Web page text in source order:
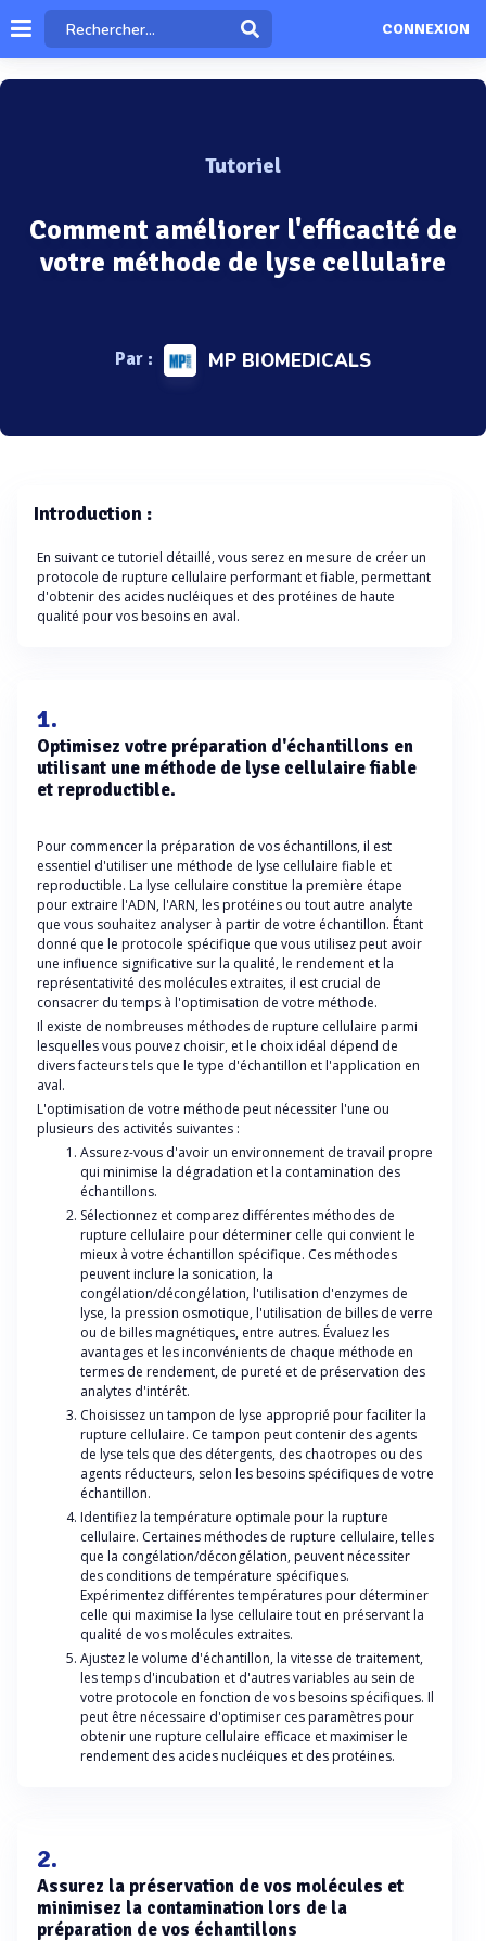
CONNEXION
Tutoriel
Comment améliorer l'efficacité de
votre méthode de lyse cellulaire
Par : MP BIOMEDICALS
Introduction :
En suivant ce tutoriel détaillé, vous serez en mesure de créer un
protocole de rupture cellulaire performant et fiable, permettant
d'obtenir des acides nucléiques et des protéines de haute
qualité pour vos besoins en aval.
1.
Optimisez votre préparation d'échantillons en
utilisant une méthode de lyse cellulaire fiable
et reproductible.
Pour commencer la préparation de vos échantillons, il est
essentiel d'utiliser une méthode de lyse cellulaire fiable et
reproductible. La lyse cellulaire constitue la première étape
pour extraire l'ADN, l'ARN, les protéines ou tout autre analyte
que vous souhaitez analyser à partir de votre échantillon. Étant
donné que le protocole spécifique que vous utilisez peut avoir
une influence significative sur la qualité, le rendement et la
représentativité des molécules extraites, il est crucial de
consacrer du temps à l'optimisation de votre méthode.
Il existe de nombreuses méthodes de rupture cellulaire parmi
lesquelles vous pouvez choisir, et le choix idéal dépend de
divers facteurs tels que le type d'échantillon et l'application en
aval.
L'optimisation de votre méthode peut nécessiter l'une ou
plusieurs des activités suivantes :
Assurez-vous d'avoir un environnement de travail propre
qui minimise la dégradation et la contamination des
échantillons.
Sélectionnez et comparez différentes méthodes de
rupture cellulaire pour déterminer celle qui convient le
mieux à votre échantillon spécifique. Ces méthodes
peuvent inclure la sonication, la
congélation/décongélation, l'utilisation d'enzymes de
lyse, la pression osmotique, l'utilisation de billes de verre
ou de billes magnétiques, entre autres. Évaluez les
avantages et les inconvénients de chaque méthode en
termes de rendement, de pureté et de préservation des
analytes d'intérêt.
Choisissez un tampon de lyse approprié pour faciliter la
rupture cellulaire. Ce tampon peut contenir des agents
de lyse tels que des détergents, des chaotropes ou des
agents réducteurs, selon les besoins spécifiques de votre
échantillon.
Identifiez la température optimale pour la rupture
cellulaire. Certaines méthodes de rupture cellulaire, telles
que la congélation/décongélation, peuvent nécessiter
des conditions de température spécifiques.
Expérimentez différentes températures pour déterminer
celle qui maximise la lyse cellulaire tout en préservant la
qualité de vos molécules extraites.
Ajustez le volume d'échantillon, la vitesse de traitement,
les temps d'incubation et d'autres variables au sein de
votre protocole en fonction de vos besoins spécifiques. Il
peut être nécessaire d'optimiser ces paramètres pour
obtenir une rupture cellulaire efficace et maximiser le
rendement des acides nucléiques et des protéines.
2.
Assurez la préservation de vos molécules et
minimisez la contamination lors de la
préparation de vos échantillons